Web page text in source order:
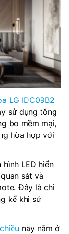
LG IDC09B2
sử dụng tông
bo mềm mại,
hòa hợp với
LED hiển
sát và
Đây là chi
kể khi sử
này nằm ở